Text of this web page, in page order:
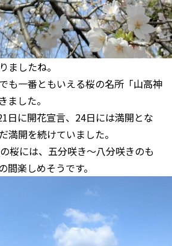
ましたね。
も一番ともいえる桜の名所「山高神
ました。
日に開花宣言、24日には満開とな
満開を続けていました。
桜には、五分咲き～八分咲きのも
間楽しめそうです。